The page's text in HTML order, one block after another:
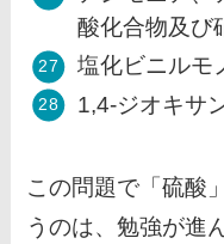
酸化合物及び
塩化ビニルモ
1,4-ジオキサ
この問題で「硫酸
うのは、勉強が進